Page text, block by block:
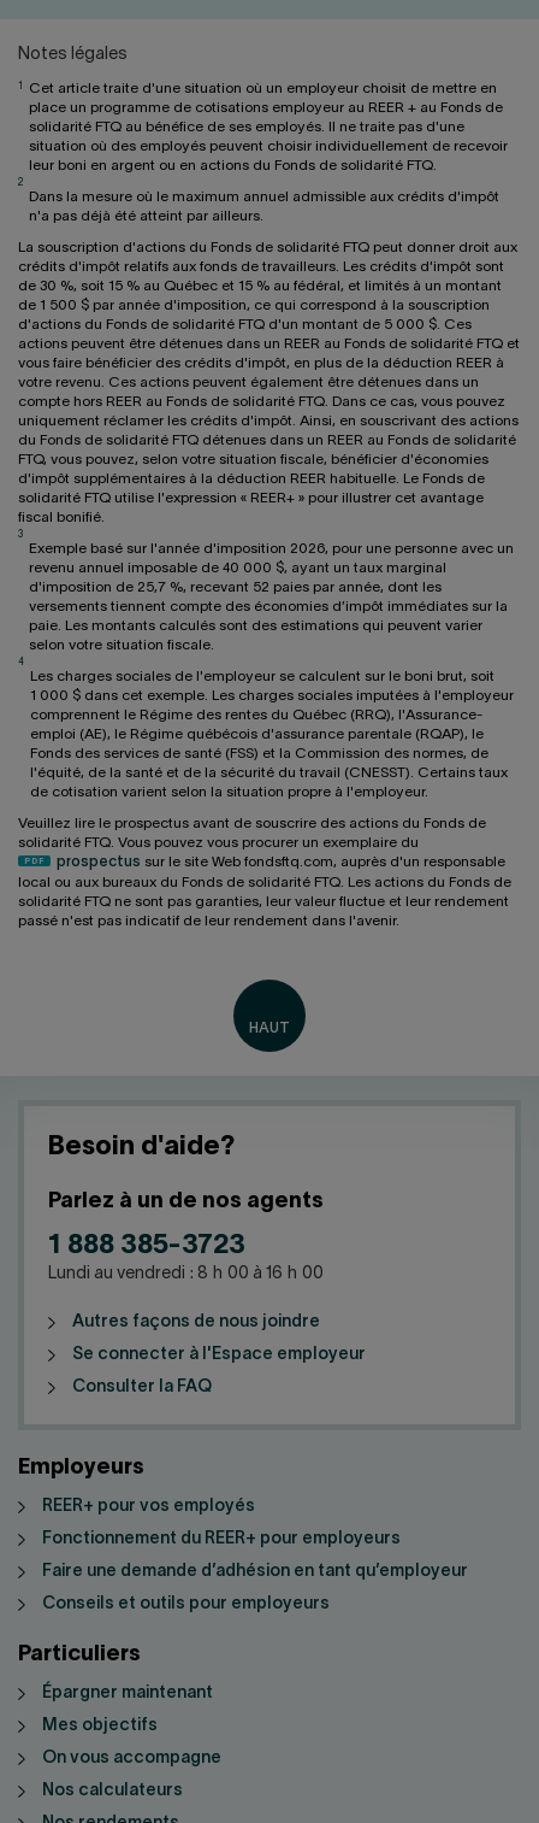
Notes légales
Cet article traite d'une situation où un employeur choisit de mettre en
place un programme de cotisations employeur au REER + au Fonds de
solidarité FTQ au bénéfice de ses employés. Il ne traite pas d'une
situation où des employés peuvent choisir individuellement de recevoir
leur boni en argent ou en actions du Fonds de solidarité FTQ.
2
Dans la mesure où le maximum annuel admissible aux crédits d'impôt
n'a pas déjà été atteint par ailleurs.
La souscription d'actions du Fonds de solidarité FTQ peut donner droit aux
crédits d'impôt relatifs aux fonds de travailleurs. Les crédits d'impôt sont
de 30 %, soit 15 % au Québec et 15 % au fédéral, et limités à un montant
de 1 500 $ par année d'imposition, ce qui correspond à la souscription
d'actions du Fonds de solidarité FTQ d'un montant de 5 000 $. Ces
actions peuvent être détenues dans un REER au Fonds de solidarité FTQ et
vous faire bénéficier des crédits d'impôt, en plus de la déduction REER à
votre revenu. Ces actions peuvent également être détenues dans un
compte hors REER au Fonds de solidarité FTQ. Dans ce cas, vous pouvez
uniquement réclamer les crédits d'impôt. Ainsi, en souscrivant des actions
du Fonds de solidarité FTQ détenues dans un REER au Fonds de solidarité
FTQ, vous pouvez, selon votre situation fiscale, bénéficier d'économies
d'impôt supplémentaires à la déduction REER habituelle. Le Fonds de
solidarité FTQ utilise l'expression « REER+ » pour illustrer cet avantage
fiscal bonifié.
3
Exemple basé sur l'année d'imposition 2026, pour une personne avec un
revenu annuel imposable de 40 000 $, ayant un taux marginal
d'imposition de 25,7 %, recevant 52 paies par année, dont les
versements tiennent compte des économies d’impôt immédiates sur la
paie. Les montants calculés sont des estimations qui peuvent varier
selon votre situation fiscale.
4
Les charges sociales de l'employeur se calculent sur le boni brut, soit
1 000 $ dans cet exemple. Les charges sociales imputées à l'employeur
comprennent le Régime des rentes du Québec (RRQ), l'Assurance-
emploi (AE), le Régime québécois d'assurance parentale (RQAP), le
Fonds des services de santé (FSS) et la Commission des normes, de
l'équité, de la santé et de la sécurité du travail (CNESST). Certains taux
de cotisation varient selon la situation propre à l'employeur.
Veuillez lire le prospectus avant de souscrire des actions du Fonds de
solidarité FTQ. Vous pouvez vous procurer un exemplaire du
prospectus sur le site Web fondsftq.com, auprès d'un responsable
local ou aux bureaux du Fonds de solidarité FTQ. Les actions du Fonds de
solidarité FTQ ne sont pas garanties, leur valeur fluctue et leur rendement
passé n'est pas indicatif de leur rendement dans l'avenir.
Besoin d'aide?
Parlez à un de nos agents
1 888 385-3723
Lundi au vendredi : 8 h 00 à 16 h 00
Autres façons de nous joindre
Se connecter à l'Espace employeur
Consulter la FAQ
Employeurs
REER+ pour vos employés
Fonctionnement du REER+ pour employeurs
Faire une demande d’adhésion en tant qu’employeur
Conseils et outils pour employeurs
Particuliers
Épargner maintenant
Mes objectifs
On vous accompagne
Nos calculateurs